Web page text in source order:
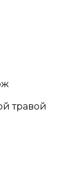
травой